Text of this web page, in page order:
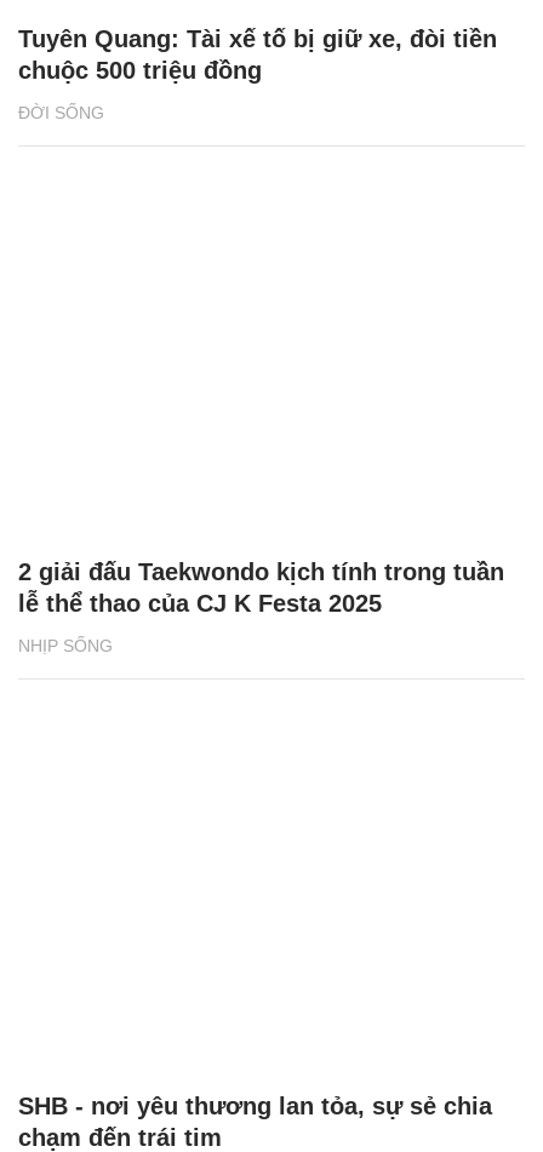
ĐỜI SỐNG
Tuyên Quang: Tài xế tố bị giữ xe, đòi tiền
chuộc 500 triệu đồng
NHỊP SỐNG
2 giải đấu Taekwondo kịch tính trong tuần
lễ thể thao của CJ K Festa 2025
SHB - nơi yêu thương lan tỏa, sự sẻ chia
chạm đến trái tim